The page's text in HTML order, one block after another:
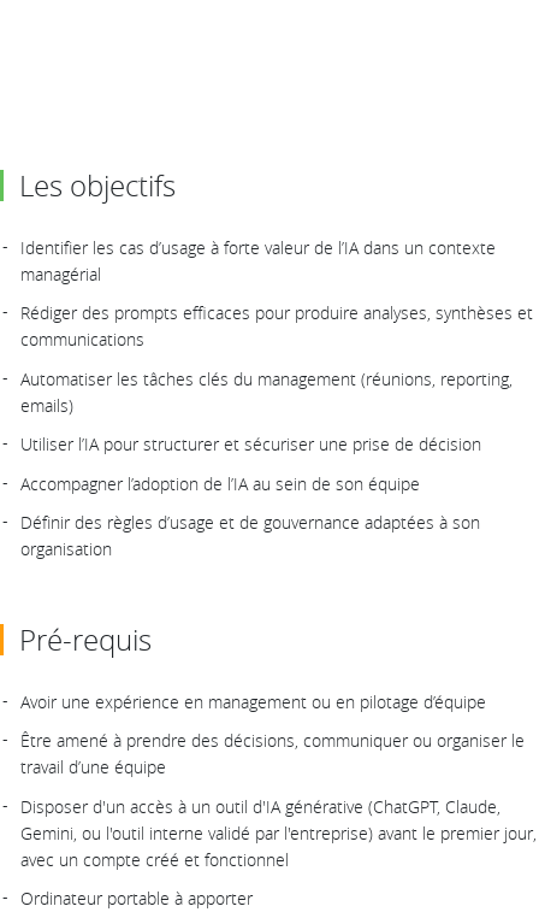
Les objectifs
Identifier les cas d’usage à forte valeur de l’IA dans un contexte
managérial
Rédiger des prompts efficaces pour produire analyses, synthèses et
communications
Automatiser les tâches clés du management (réunions, reporting,
emails)
Utiliser l’IA pour structurer et sécuriser une prise de décision
Accompagner l’adoption de l’IA au sein de son équipe
Définir des règles d’usage et de gouvernance adaptées à son
organisation
Pré-requis
Avoir une expérience en management ou en pilotage d’équipe
Être amené à prendre des décisions, communiquer ou organiser le
travail d’une équipe
Disposer d'un accès à un outil d'IA générative (ChatGPT, Claude,
Gemini, ou l'outil interne validé par l'entreprise) avant le premier jour,
avec un compte créé et fonctionnel
Ordinateur portable à apporter